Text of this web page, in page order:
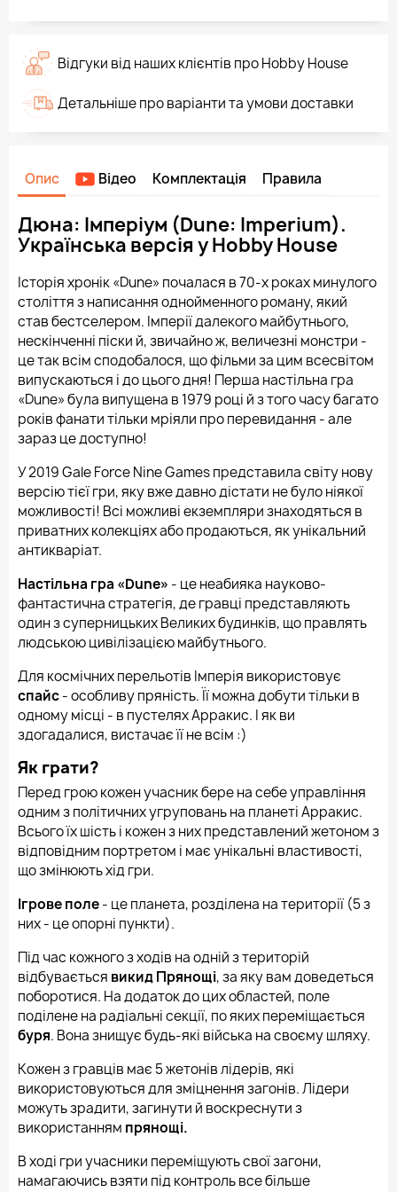
Відгуки від наших клієнтів про Hobby House
Детальніше про варіанти та умови доставки
Опис Відео Комплектація Правила
Дюна: Імперіум (Dune: Imperium).
Українська версія у Hobby House
Історія хронік «Dune» почалася в 70-х роках минулого
століття з написання однойменного роману, який
став бестселером. Імперії далекого майбутнього,
нескінченні піски й, звичайно ж, величезні монстри -
це так всім сподобалося, що фільми за цим всесвітом
випускаються і до цього дня! Перша настільна гра
«Dune» була випущена в 1979 році й з того часу багато
років фанати тільки мріяли про перевидання - але
зараз це доступно!
У 2019 Gale Force Nine Games представила світу нову
версію тієї гри, яку вже давно дістати не було ніякої
можливості! Всі можливі екземпляри знаходяться в
приватних колекціях або продаються, як унікальний
антикваріат.
Настільна гра «Dune» - це неабияка науково-
фантастична стратегія, де гравці представляють
один з суперницьких Великих будинків, що правлять
людською цивілізацією майбутнього.
Для космічних перельотів Імперія використовує
спайс- особливу пряність. Її можна добути тільки в
одному місці - в пустелях Арракис. І як ви
здогадалися, вистачає її не всім :)
Як грати?
Перед грою кожен учасник бере на себе управління
одним з політичних угруповань на планеті Арракис.
Всього їх шість і кожен з них представлений ​​жетоном з
відповідним портретом і має унікальні властивості,
що змінюють хід гри.
Ігрове поле- це планета, розділена на території (5 з
них - це опорні пункти).
Під час кожного з ходів на одній з територій
відбувається викид Прянощі, за яку вам доведеться
поборотися. На додаток до цих областей, поле
поділене на радіальні секції, по яких переміщається
буря. Вона знищує будь-які війська на своєму шляху.
Кожен з гравців має 5 жетонів лідерів, які
використовуються для зміцнення загонів. Лідери
можуть зрадити, загинути й воскреснути з
використанням прянощі.
В ході гри учасники переміщують свої загони,
намагаючись взяти під контроль все більше